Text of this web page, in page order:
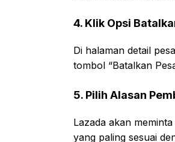
4. Klik Opsi
Di halaman detail
tombol “Batalkan
5. Pilih Alasan
Lazada akan
yang paling sesuai